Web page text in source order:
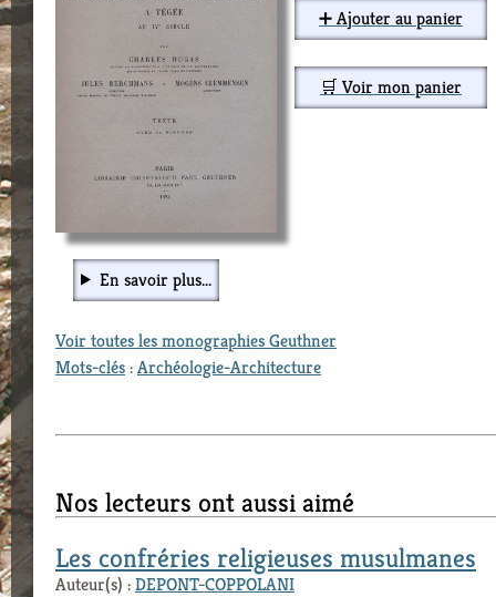
➕ Ajouter au panier
🛒 Voir mon panier
En savoir plus...
Voir toutes les monographies Geuthner
Mots-clés:Archéologie-Architecture
Nos lecteurs ont aussi aimé
Les confréries religieuses musulmanes
Auteur(s) :DEPONT-COPPOLANI